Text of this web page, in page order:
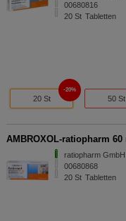
00680816
20 St Tabletten
20 St
20%
50 St
AMBROXOL-ratiopharm
ratiopharm GmbH
00680868
20 St Tabletten